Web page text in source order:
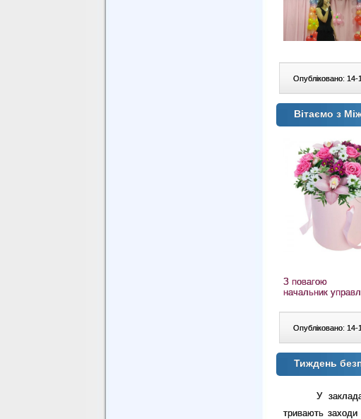
Опубліковано: 14-
Вітаємо з
З повагою
начальник
Опубліковано: 14-
Тиждень
У
тривають заходи